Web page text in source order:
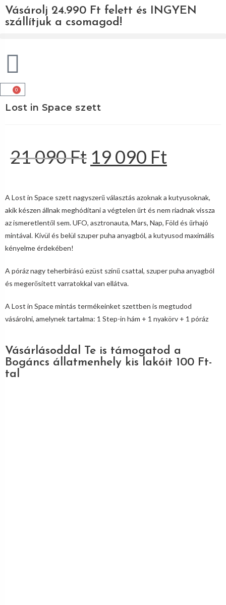
Vásárolj 24.990 Ft felett és INGYEN
szállítjuk a csomagod!
0
Lost in Space szett
21 090Ft 19 090 Ft
A Lost in Space szett nagyszerű választás azoknak a kutyusoknak,
akik készen állnak meghódítani a végtelen űrt és nem riadnak vissza
az ismeretlentől sem. UFO, asztronauta, Mars, Nap, Föld és űrhajó
mintával. Kívül és belül szuper puha anyagból, a kutyusod maximális
kényelme érdekében!
A póráz nagy teherbírású ezüst színű csattal, szuper puha anyagból
és megerősített varratokkal van ellátva.
A Lost in Space mintás termékeinket szettben is megtudod
vásárolni, amelynek tartalma: 1 Step-in hám + 1 nyakörv + 1 póráz
Vásárlásoddal Te is támogatod a
Bogáncs állatmenhely kis lakóit 100 Ft-
tal